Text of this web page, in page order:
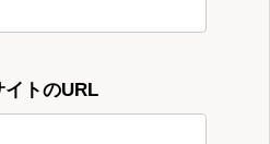
イトのURL